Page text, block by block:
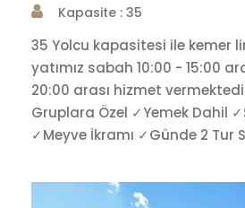
Kapasite : 35
35 Yolcu kapasitesi ile kemer
yatımız sabah 10:00 - 15:00
20:00 arası hizmet
Gruplara Özel ✓Yemek Dahil
✓Meyve İkramı ✓Günde 2 Tur